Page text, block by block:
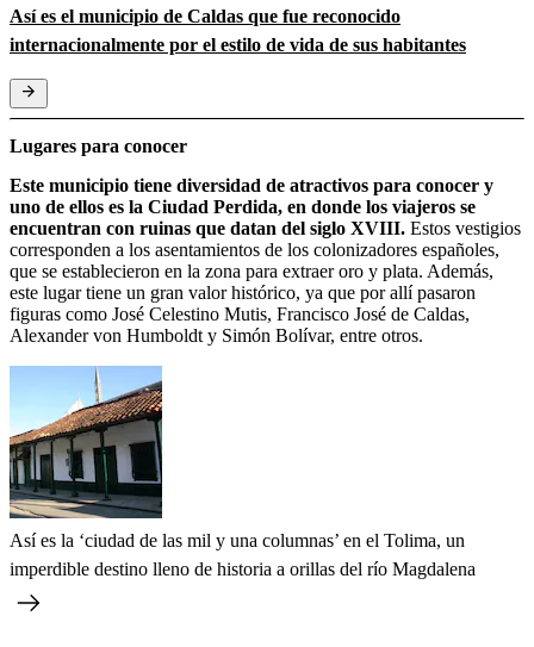
Así es el municipio de Caldas que fue reconocido
internacionalmente por el estilo de vida de sus habitantes
Lugares para conocer
Este municipio tiene diversidad de atractivos para conocer y
uno de ellos es la Ciudad Perdida, en donde los viajeros se
encuentran con ruinas que datan del siglo XVIII. Estos vestigios
corresponden a los asentamientos de los colonizadores españoles,
que se establecieron en la zona para extraer oro y plata. Además,
este lugar tiene un gran valor histórico, ya que por allí pasaron
figuras como José Celestino Mutis, Francisco José de Caldas,
Alexander von Humboldt y Simón Bolívar, entre otros.
Así es la ‘ciudad de las mil y una columnas’ en el Tolima, un
imperdible destino lleno de historia a orillas del río Magdalena